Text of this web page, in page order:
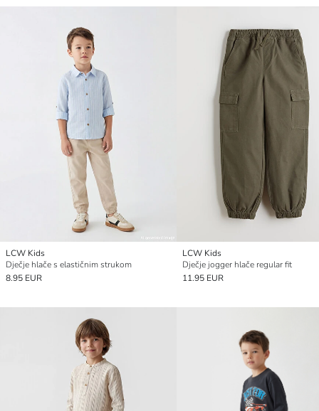
LCW Kids
Dječje hlače s elastičnim strukom
8.95 EUR
LCW Kids
Dječje jogger hlače regular fit
11.95 EUR